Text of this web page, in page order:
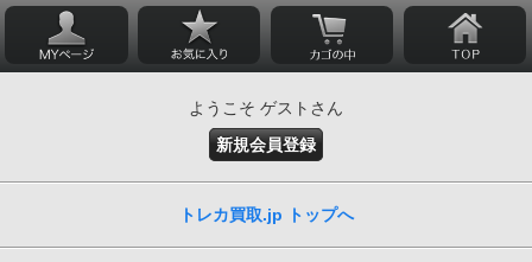
ようこそ ゲストさん
新規会員登録
トレカ買取.jp トップへ